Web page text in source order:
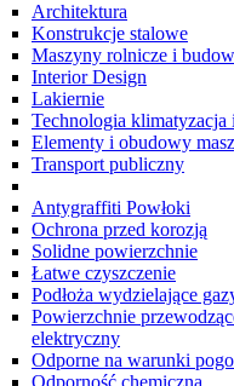
Architektura
Konstrukcje stalowe
Maszyny rolnicze i
Interior Design
Lakiernie
Technologia klimatyzacja
Elementy i obudowy
Transport publiczny
Antygraffiti Powłoki
Ochrona przed korozją
Solidne powierzchnie
Łatwe czyszczenie
Podłoża wydzielające
Powierzchnie
elektryczny
Odporne na warunki